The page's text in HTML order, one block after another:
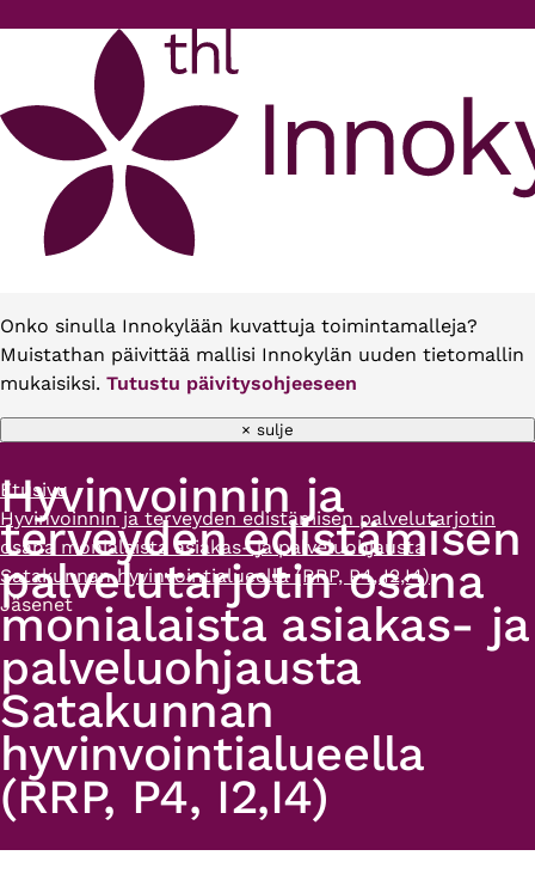
Onko sinulla Innokylään kuvattuja toimintamalleja?
Muistathan päivittää mallisi Innokylän uuden tietomallin
mukaisiksi. Tutustu päivitysohjeeseen
× sulje
Murupolku
Etusivu
Hyvinvoinnin ja terveyden edistämisen palvelutarjotin
osana monialaista asiakas- ja palveluohjausta
Satakunnan hyvinvointialueella (RRP, P4, I2,I4)
Jäsenet
Hyvinvoinnin ja
terveyden edistämisen
palvelutarjotin osana
monialaista asiakas- ja
palveluohjausta
Satakunnan
hyvinvointialueella
(RRP, P4, I2,I4)